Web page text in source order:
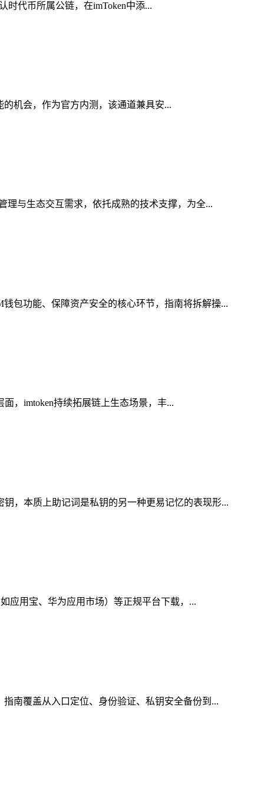
时代币所属公链，在imToken中添...
机会，作为官方内测，该通道兼具安...
理与生态交互需求，依托成熟的技术支撑，为全...
包功能、保障资产安全的核心环节，指南将拆解操...
，imtoken持续拓展链上生态场景，丰...
，本质上助记词是私钥的另一种更易记忆的表现形...
应用宝、华为应用市场）等正规平台下载，...
南覆盖从入口定位、身份验证、私钥安全备份到...